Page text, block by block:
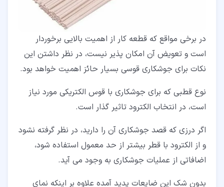
در برخی مواقع که قطعه کار از اهمیت بالایی برخوردار
است و تعویض آن امکان پذیر نیست، در نظر داشتن این
نکات برای جوشکاری قوسی بسیار حائز اهمیت خواهد بود.
نوع قطبی که برای جوشکاری با قوس الکتریکی مورد نیاز
است، در انتخاب الکترود تاثیر گذار است.
اگر درزی که قصد جوشکاری آن را دارید، در نظر گرفته نشود
و از الکترود با قطر بیشتر از حد معمول استفاده شود،
اضافاتی از عملیات جوشکاری به وجود می آید.
بدون شک این ضایعات پدید آمده علاوه بر اینکه نمای